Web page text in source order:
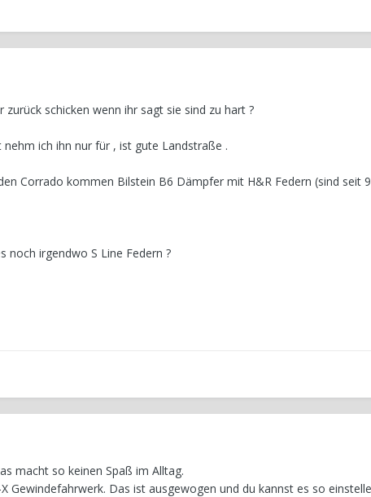
schicken wenn ihr sagt sie sind zu hart ?
ich ihn nur für , ist gute Landstraße .
Corrado kommen Bilstein B6 Dämpfer mit H&R Federn (sind seit
noch irgendwo S Line Federn ?
macht so keinen Spaß im Alltag.
Gewindefahrwerk. Das ist ausgewogen und du kannst es so